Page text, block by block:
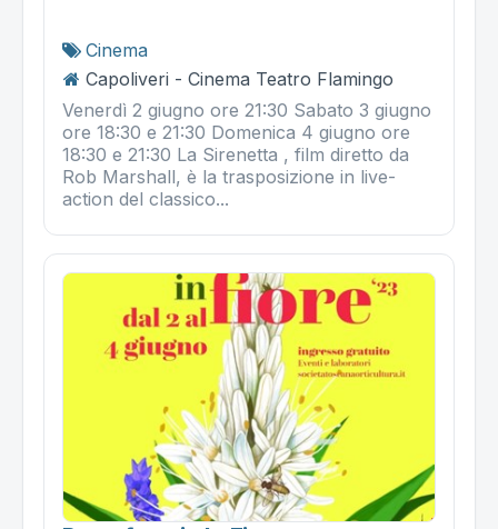
Cinema
Capoliveri - Cinema Teatro Flamingo
Venerdì 2 giugno ore 21:30 Sabato 3 giugno
ore 18:30 e 21:30 Domenica 4 giugno ore
18:30 e 21:30 La Sirenetta , film diretto da
Rob Marshall, è la trasposizione in live-
action del classico...